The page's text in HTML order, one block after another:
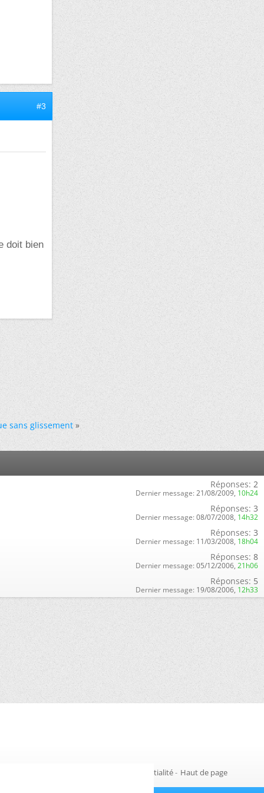
#3
doit bien
sans glissement »
Réponses: 2
Dernier message: 21/08/2009, 10h24
Réponses: 3
Dernier message: 08/07/2008, 14h32
Réponses: 3
Dernier message: 11/03/2008, 18h04
Réponses: 8
Dernier message: 05/12/2006, 21h06
Réponses: 5
Dernier message: 19/08/2006, 12h33
Politique de confidentialité- Haut de page